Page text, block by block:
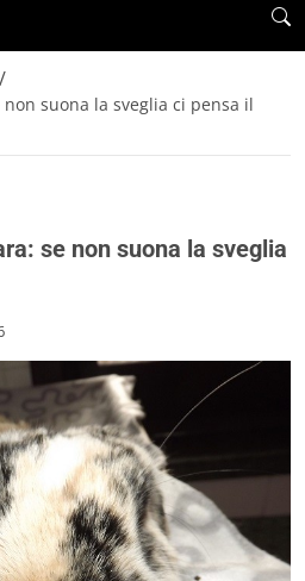
/
suona la sveglia ci pensa il
se non suona la sveglia